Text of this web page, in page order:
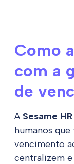
Como
com a
de
A Sesame HR
humanos
vencimento
centralizem